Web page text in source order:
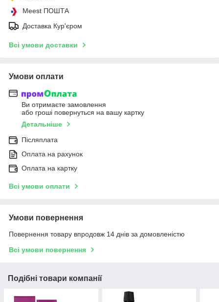
Meest ПОШТА
Доставка Кур'єром
Всі умови доставки
Умови оплати
Ви отримаєте замовлення
або гроші повернуться на вашу картку
Детальніше
Післяплата
Оплата на рахунок
Оплата на картку
Всі умови оплати
Умови повернення
Повернення товару впродовж 14 днів за домовленістю
Всі умови повернення
Подібні товари компанії